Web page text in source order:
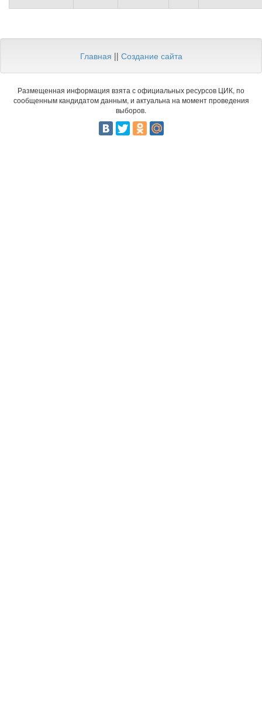
Главная || Создание сайта
Размещенная информация взята с официальных ресурсов ЦИК, по
сообщенным кандидатом данным, и актуальна на момент проведения
выборов.